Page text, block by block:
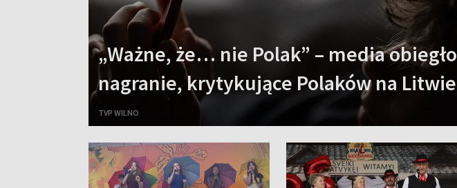
„Ważne, że… nie Polak” – media obiegło
nagranie, krytykujące Polaków na Litwie
TVP WILNO